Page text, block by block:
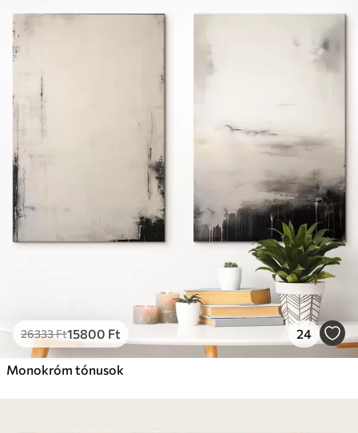
26333Ft15800 Ft 24
Monokróm tónusok